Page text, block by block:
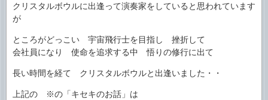
クリスタルボウルに出逢って演奏家をしていると思われています
が
ところがどっこい 宇宙飛行士を目指し 挫折して
会社員になり 使命を追求する中 悟りの修行に出て
長い時間を経て クリスタルボウルと出逢いました・・
上記の ※の「キセキのお話」は